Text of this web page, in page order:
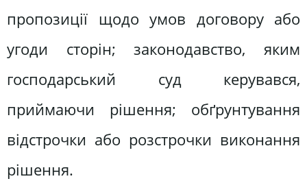
пропозиції щодо умов договору або
угоди сторін; законодавство, яким
господарський суд керувався,
приймаючи рішення; обґрунтування
відстрочки або розстрочки виконання
рішення.